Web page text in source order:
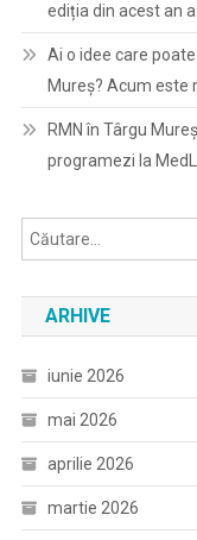
ediția din acest an
Ai o idee care
Mureș? Acum
RMN în Târgu
programezi la
ARHIVE
iunie 2026
mai 2026
aprilie 2026
martie 2026